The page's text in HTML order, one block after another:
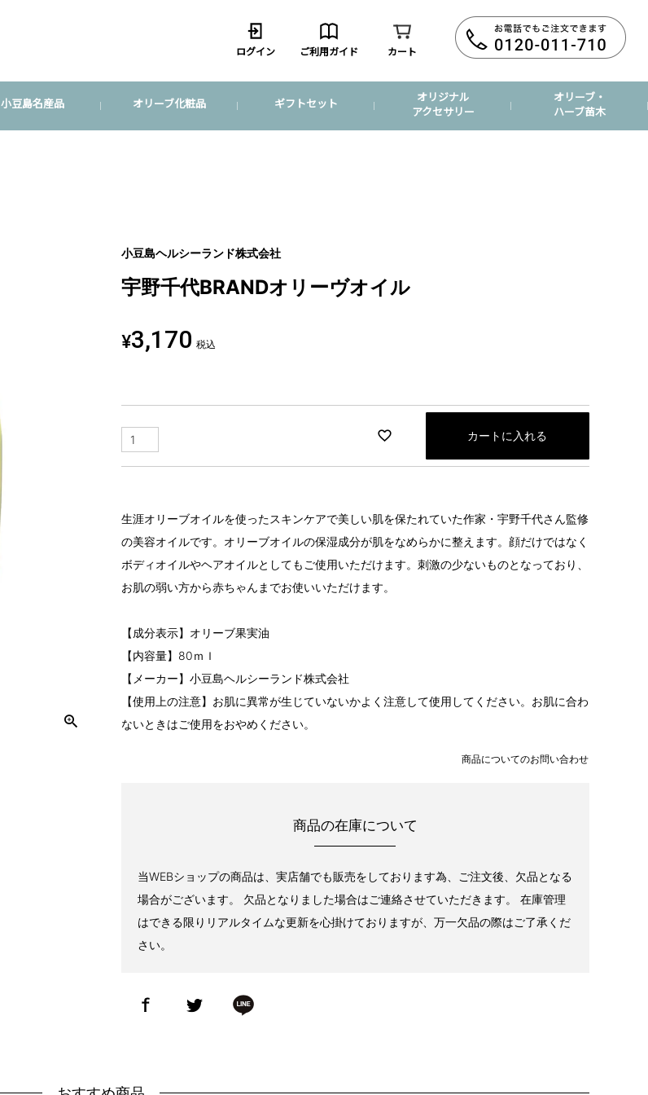
ログイン ご利用ガイド カート
小豆島名産品 オリーブ化粧品 ギフトセット
オリジナル
アクセサリー
オリーブ・
ハーブ苗木
小豆島ヘルシーランド株式会社
宇野千代BRANDオリーヴオイル
¥3,170 税込
カートに入れる
生涯オリーブオイルを使ったスキンケアで美しい肌を保たれていた作家・宇野千代さん監修
の美容オイルです。オリーブオイルの保湿成分が肌をなめらかに整えます。顔だけではなく
ボディオイルやヘアオイルとしてもご使用いただけます。刺激の少ないものとなっており、
お肌の弱い方から赤ちゃんまでお使いいただけます。
【成分表示】オリーブ果実油
【内容量】80ｍｌ
【メーカー】小豆島ヘルシーランド株式会社
【使用上の注意】お肌に異常が生じていないかよく注意して使用してください。お肌に合わ
ないときはご使用をおやめください。
商品についてのお問い合わせ
商品の在庫について
当WEBショップの商品は、実店舗でも販売をしております為、ご注文後、欠品となる
場合がございます。 欠品となりました場合はご連絡させていただきます。 在庫管理
はできる限りリアルタイムな更新を心掛けておりますが、万一欠品の際はご了承くだ
さい。